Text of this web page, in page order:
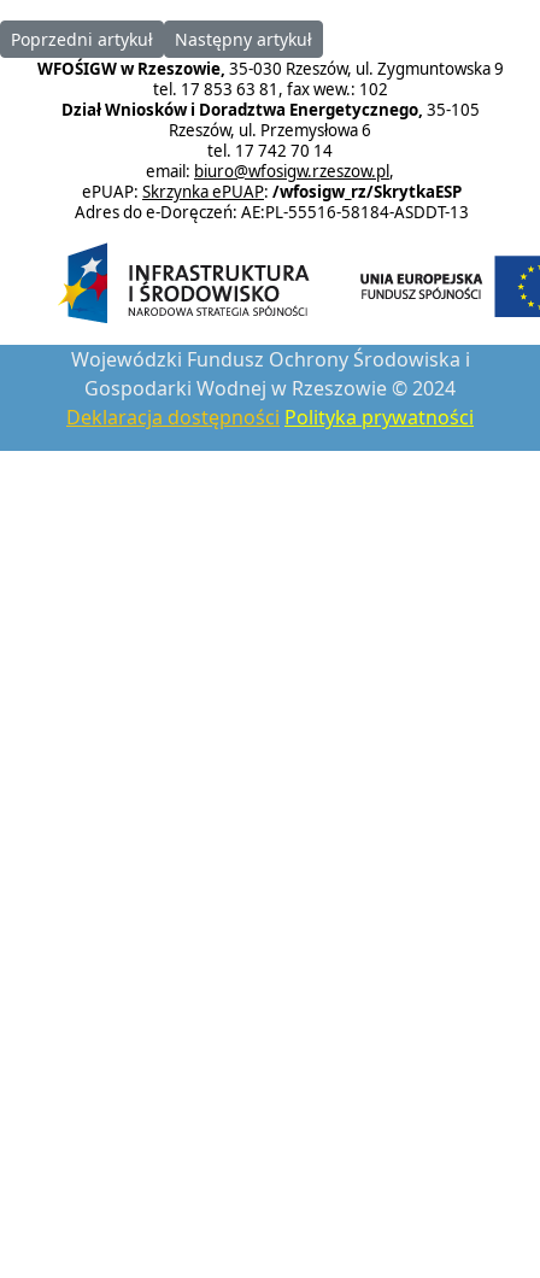
Poprzedni artykuł: Przekazanie promes na dofinansowanie
Poprzedni artykuł Następny artykuł: Naprawione problemy z
Następny artykuł
WFOŚIGW w Rzeszowie, 35-030 Rzeszów, ul. Zygmuntowska 9
tel. 17 853 63 81, fax wew.: 102
Dział Wniosków i Doradztwa Energetycznego, 35-105
Rzeszów, ul. Przemysłowa 6
tel. 17 742 70 14
email: biuro@wfosigw.rzeszow.pl,
ePUAP: Skrzynka ePUAP: /wfosigw_rz/SkrytkaESP
Adres do e-Doręczeń: AE:PL-55516-58184-ASDDT-13
Wojewódzki Fundusz Ochrony Środowiska i
Gospodarki Wodnej w Rzeszowie © 2024
Deklaracja dostępności Polityka prywatności